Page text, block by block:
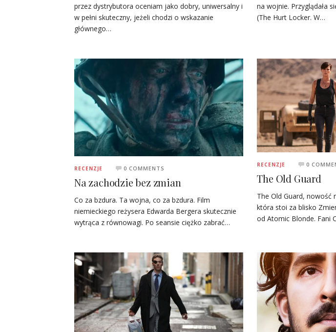
przez dystrybutora oceniam jako dobry, uniwersalny i
w pełni skuteczny, jeżeli chodzi o wskazanie
głównego…
na wojnie. Przyglądała
(The Hurt Locker. W…
RECENZJE 0 COMMENTS
Na zachodzie bez zmian
Co za bzdura. Ta wojna, co za bzdura. Film
niemieckiego reżysera Edwarda Bergera skutecznie
wytrąca z równowagi. Po seansie ciężko zabrać…
RECENZJE 0
The Old Guard
The Old Guard, nowość
która stoi za blisko
od Atomic Blonde. Fani